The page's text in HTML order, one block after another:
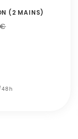
(2 MAINS)